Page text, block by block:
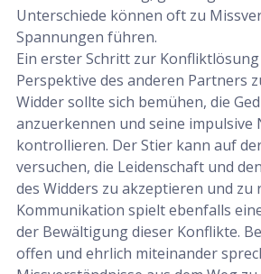
Unterschiede können oft zu
Spannungen führen.
Ein erster Schritt zur Konfliktlösung
Perspektive des anderen Partners
Widder sollte sich bemühen, die
anzuerkennen und seine impulsive
kontrollieren. Der Stier kann auf
versuchen, die Leidenschaft und
des Widders zu akzeptieren und zu
Kommunikation spielt ebenfalls
der Bewältigung dieser Konflikte.
offen und ehrlich miteinander